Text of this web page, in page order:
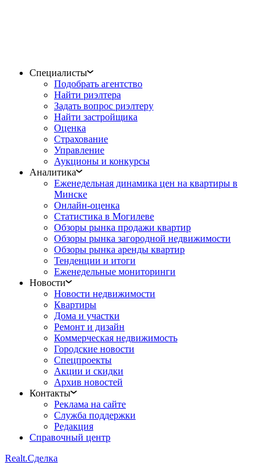
Специалисты
Подобрать агентство
Найти риэлтера
Задать вопрос риэлтеру
Найти застройщика
Оценка
Страхование
Управление
Аукционы и конкурсы
Аналитика
Еженедельная динамика цен на квартиры в
Минске
Онлайн-оценка
Статистика в Могилеве
Обзоры рынка продажи квартир
Обзоры рынка загородной недвижимости
Обзоры рынка аренды квартир
Тенденции и итоги
Еженедельные мониторинги
Новости
Новости недвижимости
Квартиры
Дома и участки
Ремонт и дизайн
Коммерческая недвижимость
Городские новости
Спецпроекты
Акции и скидки
Архив новостей
Контакты
Реклама на сайте
Служба поддержки
Редакция
Справочный центр
Realt.Сделка